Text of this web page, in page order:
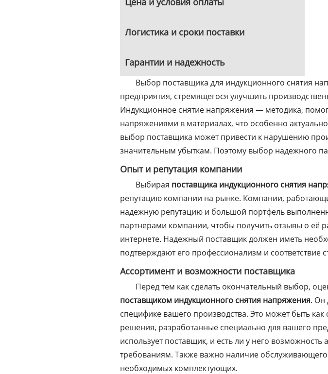
Логистика и сроки поставки
Гарантии и надежность
Выбор поставщика для индукционного снятия
предприятия, стремящегося улучшить
Индукционное снятие напряжения — методика,
напряжениями в материалах, что особенно
выбор поставщика может привести к нарушению
значительным убыткам. Поэтому выбор надежного
Опыт и репутация компании
Выбирая поставщика индукционного снятия
репутацию компании на рынке. Компании,
надежную репутацию и большой портфель
партнерами компании, чтобы получить отзывы о её
интернете. Надежный поставщик должен иметь
подтверждают его профессионализм и соответствие
Ассортимент и возможности поставщика
Перед тем как сделать окончательный выбор,
поставщиком индукционного снятия напряжения. Он
специфике вашего производства. Это может быть
решения, разработанные специально для вашего
использует поставщик, и есть ли у него
требованиям. Также важно наличие
необходимых комплектующих.